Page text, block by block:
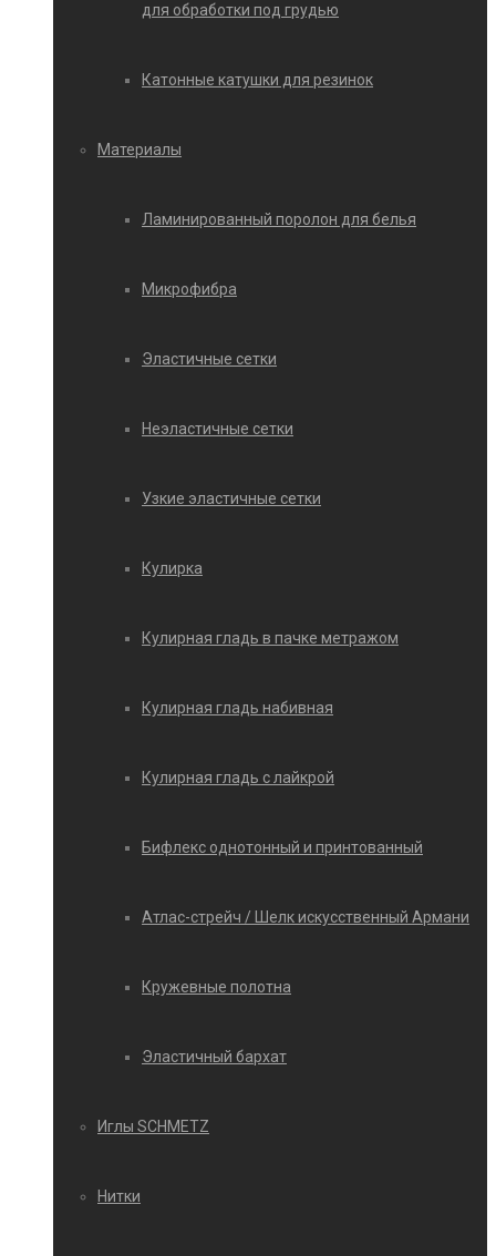
для обработки под грудью
Катонные катушки для резинок
Материалы
Ламинированный поролон для белья
Микрофибра
Эластичные сетки
Неэластичные сетки
Узкие эластичные сетки
Кулирка
Кулирная гладь в пачке метражом
Кулирная гладь набивная
Кулирная гладь с лайкрой
Бифлекс однотонный и принтованный
Атлас-стрейч / Шелк искусственный Армани
Кружевные полотна
Эластичный бархат
Иглы SCHMETZ
Нитки